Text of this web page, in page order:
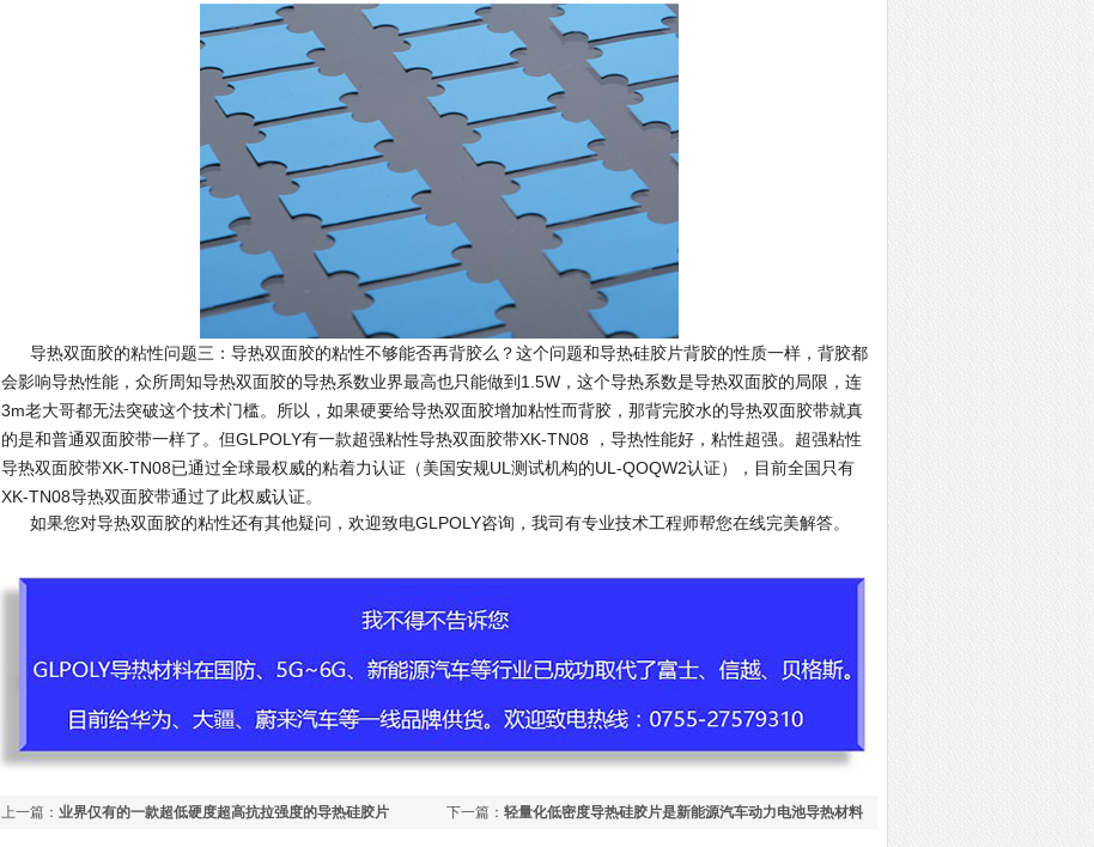
导热双面胶的粘性问题三：导热双面胶的粘性不够能否再背胶么？这个问题和导热硅胶片背胶的性质一样，背胶都
会影响导热性能，众所周知导热双面胶的导热系数业界最高也只能做到1.5W，这个导热系数是导热双面胶的局限，连
3m老大哥都无法突破这个技术门槛。所以，如果硬要给导热双面胶增加粘性而背胶，那背完胶水的导热双面胶带就真
的是和普通双面胶带一样了。但GLPOLY有一款超强粘性导热双面胶带XK-TN08 ，导热性能好，粘性超强。超强粘性
导热双面胶带XK-TN08已通过全球最权威的粘着力认证（美国安规UL测试机构的UL-QOQW2认证），目前全国只有
XK-TN08导热双面胶带通过了此权威认证。
如果您对导热双面胶的粘性还有其他疑问，欢迎致电GLPOLY咨询，我司有专业技术工程师帮您在线完美解答。
上一篇： 业界仅有的一款超低硬度超高抗拉强度的导热硅胶片 下一篇： 轻量化低密度导热硅胶片是新能源汽车动力电池导热材料